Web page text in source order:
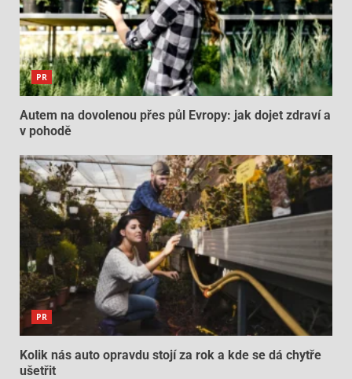
PR
Autem na dovolenou přes půl Evropy: jak dojet zdraví a
v pohodě
PR
Kolik nás auto opravdu stojí za rok a kde se dá chytře
ušetřit